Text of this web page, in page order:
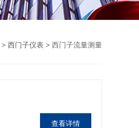
> 西门子仪表 > 西门子流量测量
查看详情